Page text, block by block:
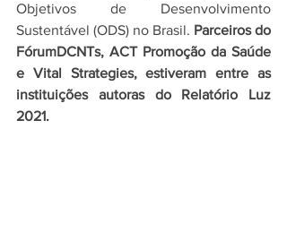
Objetivos de Desenvolvimento
Sustentável (ODS) no Brasil. Parceiros do
FórumDCNTs, ACT Promoção da Saúde
e Vital Strategies, estiveram entre as
instituições autoras do Relatório Luz
2021.